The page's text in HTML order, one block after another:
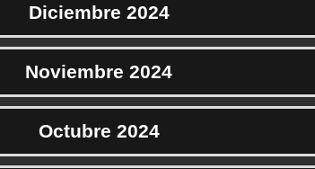
Diciembre 2024
Noviembre 2024
Octubre 2024